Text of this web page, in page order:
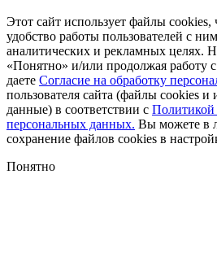
Этот сайт использует файлы cookies,
удобство работы пользователей с
аналитических и рекламных целях.
«Понятно» и/или продолжая работу
даете Согласие на обработку
пользователя сайта (файлы cookies и
данные) в соответствии с Политикой
персональных данных. Вы можете в
сохранение файлов cookies в
Понятно